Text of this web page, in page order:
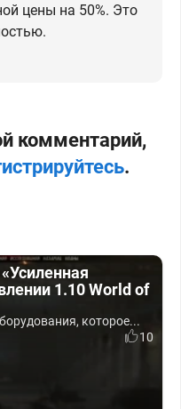
цены на 50%. Это
комментарий,
.
1.10 World of
которое...
10